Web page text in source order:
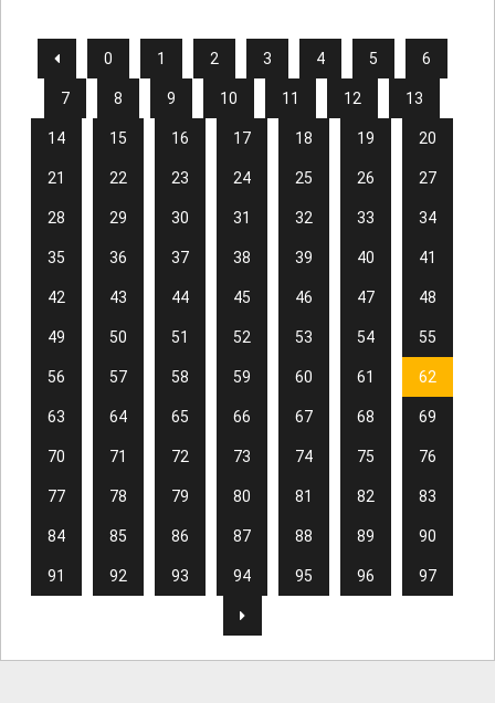
0 1 2 3 4 5 6
7 8 9 10 11 12 13
14 15 16 17 18 19 20
21 22 23 24 25 26 27
28 29 30 31 32 33 34
35 36 37 38 39 40 41
42 43 44 45 46 47 48
49 50 51 52 53 54 55
56 57 58 59 60 61 62
63 64 65 66 67 68 69
70 71 72 73 74 75 76
77 78 79 80 81 82 83
84 85 86 87 88 89 90
91 92 93 94 95 96 97